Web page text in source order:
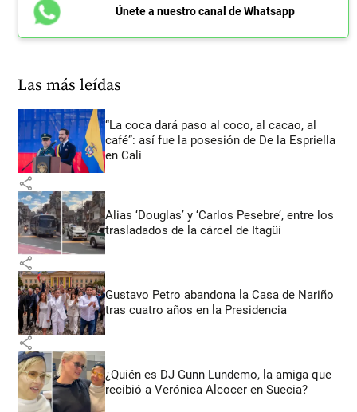
Únete a nuestro canal de Whatsapp
Las más leídas
“La coca dará paso al coco, al cacao, al
café”: así fue la posesión de De la Espriella
en Cali
share
Alias ‘Douglas’ y ‘Carlos Pesebre’, entre los
trasladados de la cárcel de Itagüí
share
Gustavo Petro abandona la Casa de Nariño
tras cuatro años en la Presidencia
share
¿Quién es DJ Gunn Lundemo, la amiga que
recibió a Verónica Alcocer en Suecia?